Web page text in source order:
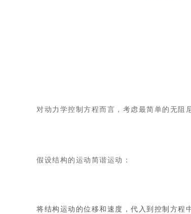
对动力学控制方程而言，考虑最简单的无阻
假设结构的运动简谐运动：
将结构运动的位移和速度，代入到控制方程